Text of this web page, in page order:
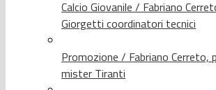
Calcio Giovanile / Fabriano
Giorgetti coordinatori tecnici
Promozione / Fabriano Cerreto,
mister Tiranti